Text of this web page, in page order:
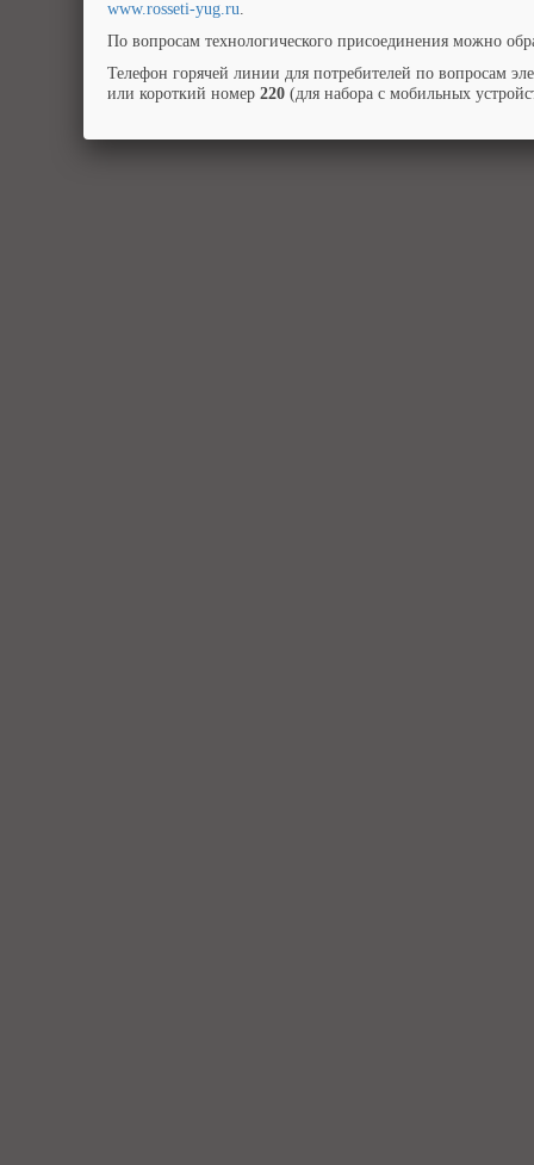
www.rosseti-yug.ru.
По вопросам технологического присоединения можно
Телефон горячей линии для потребителей по вопросам
или короткий номер 220 (для набора с мобильных